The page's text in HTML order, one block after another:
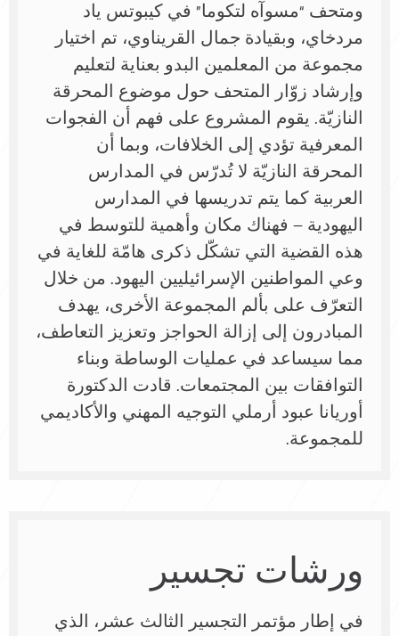
ومتحف “مسوآه لتكوما” في كيبوتس ياد
مردخاي، وبقيادة جمال القريناوي، تم اختيار
مجموعة من المعلمين البدو بعناية لتعليم
وإرشاد زوّار المتحف حول موضوع المحرقة
النازيّة. يقوم المشروع على فهم أن الفجوات
المعرفية تؤدي إلى الخلافات، وبما أن
المحرقة النازيّة لا تُدرّس في المدارس
العربية كما يتم تدريسها في المدارس
اليهودية – فهناك مكان وأهمية للتوسط في
هذه القضية التي تشكّل ذكرى هامّة للغاية في
وعي المواطنين الإسرائيليين اليهود. من خلال
التعرّف على بألم المجموعة الأخرى، يهدف
المبادرون إلى إزالة الحواجز وتعزيز التعاطف،
مما سيساعد في عمليات الوساطة وبناء
التوافقات بين المجتمعات. قادت الدكتورة
أوريانا عبود أرملي التوجيه المهني والأكاديمي
للمجموعة.
ورشات تجسير
في إطار مؤتمر التجسير الثالث عشر، الذي